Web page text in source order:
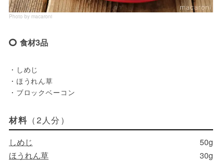
Photo by macaroni
食材3品
・しめじ
・ほうれん草
・ブロックベーコン
材料 （2人分）
しめじ
50g
ほうれん草
30g